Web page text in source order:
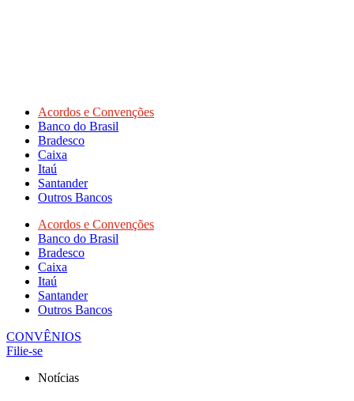
Acordos e Convenções
Banco do Brasil
Bradesco
Caixa
Itaú
Santander
Outros Bancos
Acordos e Convenções
Banco do Brasil
Bradesco
Caixa
Itaú
Santander
Outros Bancos
CONVÊNIOS
Filie-se
Notícias